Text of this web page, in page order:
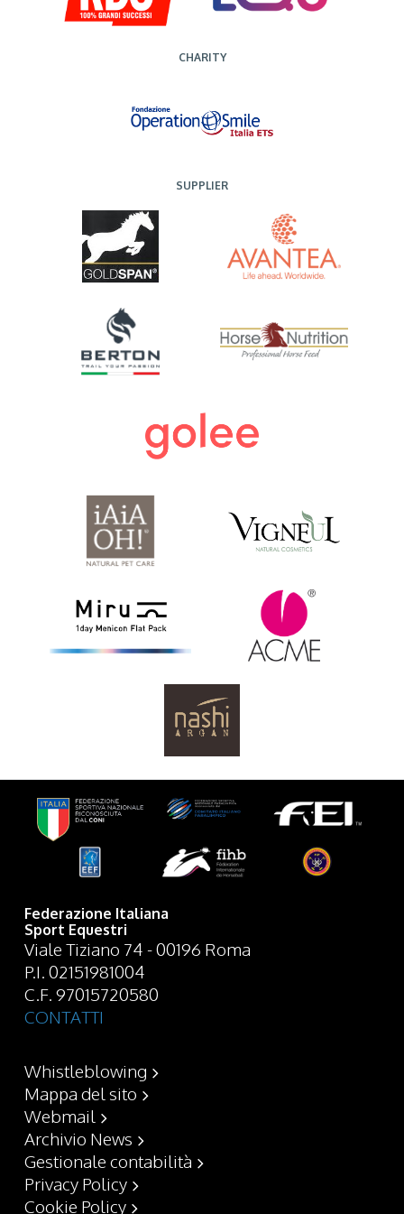
CHARITY
SUPPLIER
Federazione Italiana
Sport Equestri
Viale Tiziano 74 - 00196 Roma
P.I. 02151981004
C.F. 97015720580
CONTATTI
Whistleblowing
Mappa del sito
Webmail
Archivio News
Gestionale contabilità
Privacy Policy
Cookie Policy